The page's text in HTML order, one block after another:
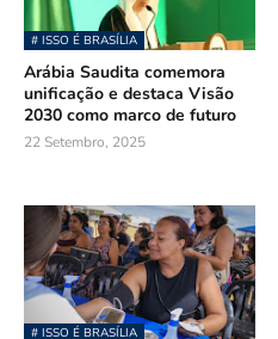
# ISSO É BRASÍLIA
Arábia Saudita comemora
unificação e destaca Visão
2030 como marco de futuro
22 Setembro, 2025
# ISSO É BRASÍLIA